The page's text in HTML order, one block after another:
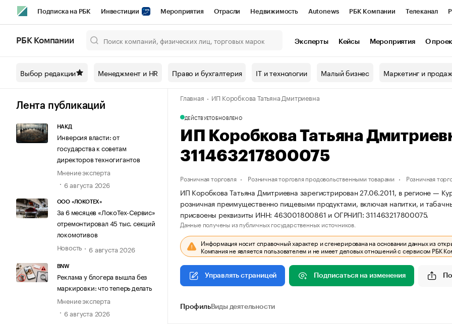
Подписка на РБК Инвестиции Мероприятия Отрасли Недвижимость Autonews РБК Компании Телеканал
Спецпроекты СПб Конференции СПб Спецпроекты Проверка контрагентов
Технологии и медиа Рынок наличной валюты
РБК Компании Эксперты Кейсы Мероприятия О
Выбор редакции Менеджмент и HR Право и бухгалтерия IT и технологии Малый бизнес Маркетинг и
Лента публикаций
НАКД
Инверсия власти: от
государства к советам
директоров техногигантов
Мнение эксперта
6 августа 2026
ООО «ЛОКОТЕХ»
За 6 месяцев «ЛокоТех-Сервис»
отремонтировал 45 тыс. секций
локомотивов
Новость
6 августа 2026
BNW
Реклама у блогера вышла без
маркировки: что теперь делать
Мнение эксперта
6 августа 2026
Главная ИП Коробкова Татьяна Дмитриевна
ДЕЙСТВУЕТОБНОВЛЕНО
ИП Коробкова Татьяна
311463217800075
Розничная торговля Розничная торговля продовольственными товарами Розничная
ИП Коробкова Татьяна Дмитриевна зарегистрирован 27.06.2011, в регионе —
розничная преимущественно пищевыми продуктами, включая напитки, и
присвоены реквизиты ИНН: 463001800861 и ОГРНИП: 311463217800075.
Данные получены из публичных государственных источников.
Информация носит справочный характер и сгенерирована на основании данных из
Компания не является пользователем и не имеет деловых отношений с сервисом РБК
Управлять страницей Подписаться на изменения
ПрофильВиды деятельности